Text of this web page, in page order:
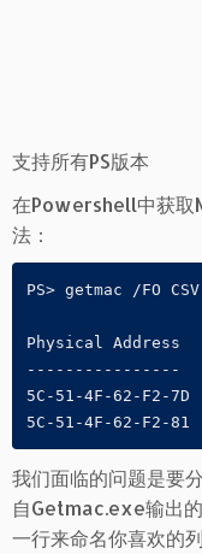
支持所有PS版本
在Powershell中获取
法：
PS> getmac /FO
Physical
5C-51-4F-62-F2-
5C-51-4F-62-
我们面临的问题是要
自Getmac.exe输出
一行来命名你喜欢的